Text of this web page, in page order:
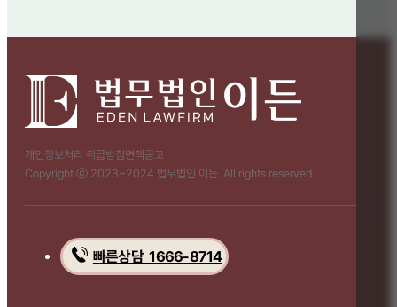
개인정보처리 취급방침 면책공고
Copyright ⓒ 2023~2024 법무법인 이든. All rights reserved.
빠른상담 1666-8714